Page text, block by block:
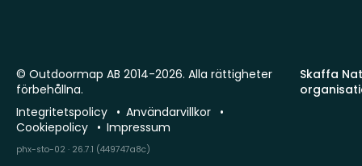
Skaffa
© Outdoormap AB 2014-2026. Alla rättigheter
förbehållna.
Integritetspolicy
Användarvillkor
Cookiepolicy
Impressum
phx-sto-02 · 26.7.1 (449747a8c)